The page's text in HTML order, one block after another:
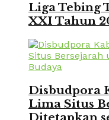
Liga Tebing
XXI Tahun
Disbudpora
Lima Situs
Ditetapkan